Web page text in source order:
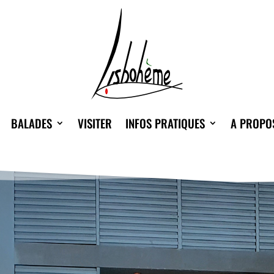
BALADES VISITER INFOS PRATIQUES A